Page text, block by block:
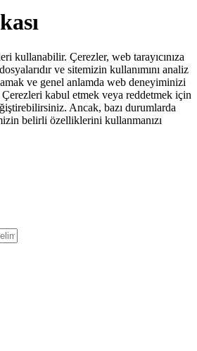
kullanabilir. Çerezler, web tarayıcınıza
ve sitemizin kullanımını analiz
ve genel anlamda web deneyiminizi
kabul etmek veya reddetmek için
Ancak, bazı durumlarda
belirli özelliklerini kullanmanızı